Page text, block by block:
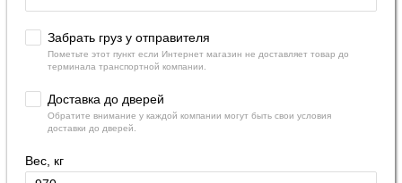
Забрать груз у отправителя
Пометьте этот пункт если Интернет магазин не доставляет товар до
терминала транспортной компании.
Доставка до дверей
Обратите внимание у каждой компании могут быть свои условия
доставки до дверей.
Вес, кг